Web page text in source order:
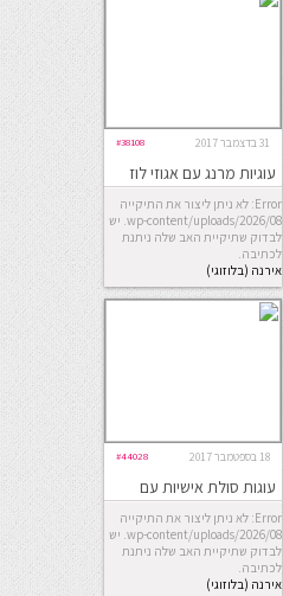
31 בדצמבר 2017 #38108
עוגיות מרנג עם אגוזי לוז
ושוקולד מריר
Error: לא ניתן ליצור את התיקייה
wp-content/uploads/2026/08. יש
לבדוק שתיקיית האב שלה ניתנת
לכתיבה.
אירנה (בלוזוגי)
18 בספטמבר 2017 #44028
עוגות סולת אישיות עם
גרגרי רימון וקצפת מי ורדים
Error: לא ניתן ליצור את התיקייה
wp-content/uploads/2026/08. יש
לבדוק שתיקיית האב שלה ניתנת
לכתיבה.
אירנה (בלוזוגי)